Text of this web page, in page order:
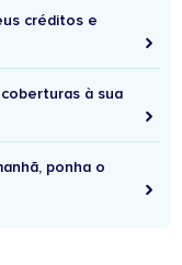
créditos e
à sua
ponha o